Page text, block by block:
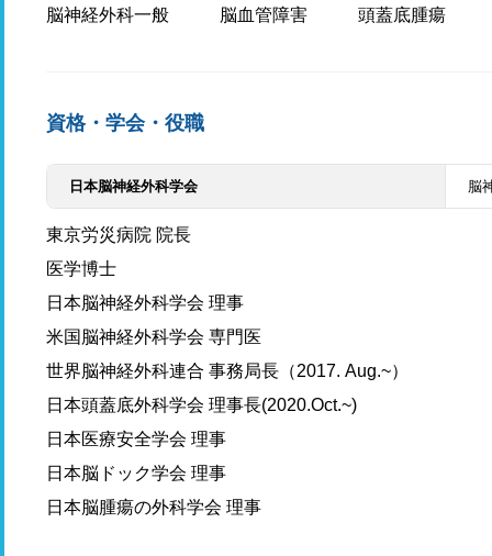
脳神経外科一般 脳血管障害 頭蓋底腫瘍
資格・学会・役職
日本脳神経外科学会 脳
東京労災病院 院長
医学博士
日本脳神経外科学会 理事
米国脳神経外科学会 専門医
世界脳神経外科連合 事務局長（2017. Aug.~）
日本頭蓋底外科学会 理事長(2020.Oct.~)
日本医療安全学会 理事
日本脳ドック学会 理事
日本脳腫瘍の外科学会 理事